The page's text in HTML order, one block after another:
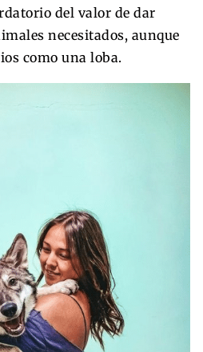
del valor de dar
necesitados, aunque
como una loba.